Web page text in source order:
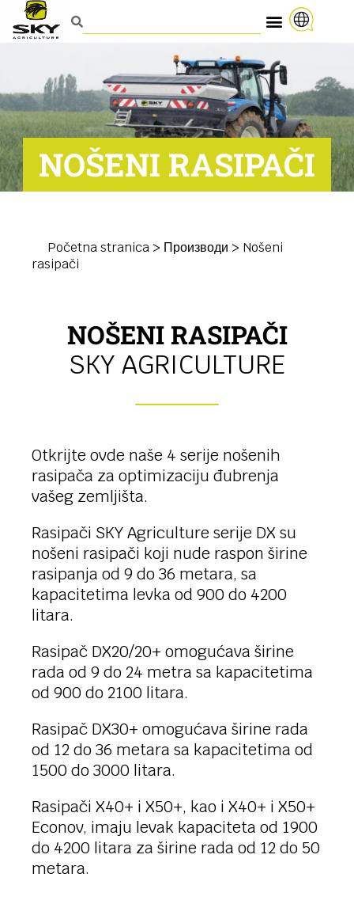
NOŠENI RASIPAČI
Početna stranica > Производи > Nošeni
rasipači
NOŠENI RASIPAČI
SKY AGRICULTURE
Otkrijte ovde naše 4 serije nošenih
rasipača za optimizaciju đubrenja
vašeg zemljišta.
Rasipači SKY Agriculture serije DX su
nošeni rasipači koji nude raspon širine
rasipanja od 9 do 36 metara, sa
kapacitetima levka od 900 do 4200
litara.
Rasipač DX20/20+ omogućava širine
rada od 9 do 24 metra sa kapacitetima
od 900 do 2100 litara.
Rasipač DX30+ omogućava širine rada
od 12 do 36 metara sa kapacitetima od
1500 do 3000 litara.
Rasipači X40+ i X50+, kao i X40+ i X50+
Econov, imaju levak kapaciteta od 1900
do 4200 litara za širine rada od 12 do 50
metara.